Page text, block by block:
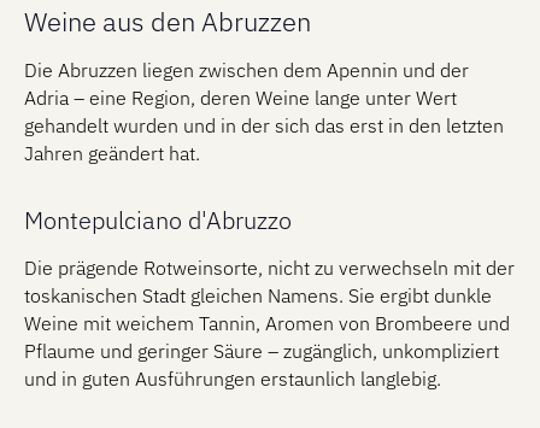
Ausdrucksstärke, besitzt jedoch zugleich das Potenzial,
sich über viele Jahre hinweg weiterzuentwickeln und an
Komplexität zu gewinnen.
Weine aus den Abruzzen
Die Abruzzen liegen zwischen dem Apennin und der
Adria – eine Region, deren Weine lange unter Wert
gehandelt wurden und in der sich das erst in den letzten
Jahren geändert hat.
Montepulciano d'Abruzzo
Die prägende Rotweinsorte, nicht zu verwechseln mit der
toskanischen Stadt gleichen Namens. Sie ergibt dunkle
Weine mit weichem Tannin, Aromen von Brombeere und
Pflaume und geringer Säure – zugänglich, unkompliziert
und in guten Ausführungen erstaunlich langlebig.